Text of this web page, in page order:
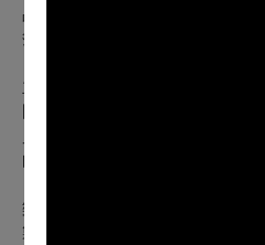
品：動見体劇團《台北詩人》
簿》等。
主演
國立臺北藝術大學戲劇學系畢業
向右走》、《時光電影院》、再
樂劇《阿飛正轉》、刺點創作工
製作循環《分手快樂》、SML樂